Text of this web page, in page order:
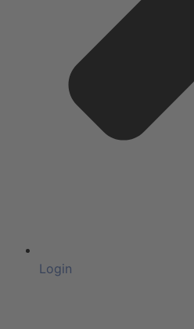
Login